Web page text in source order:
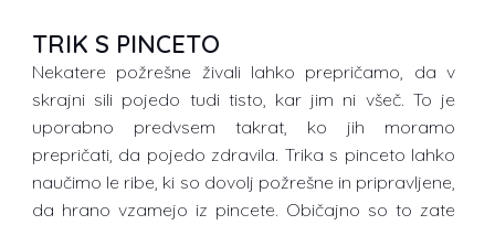
TRIK S PINCETO
Nekatere požrešne živali lahko prepričamo, da v
skrajni sili pojedo tudi tisto, kar jim ni všeč. To je
uporabno predvsem takrat, ko jih moramo
prepričati, da pojedo zdravila. Trika s pinceto lahko
naučimo le ribe, ki so dovolj požrešne in pripravljene,
da hrano vzamejo iz pincete. Običajno so to zate